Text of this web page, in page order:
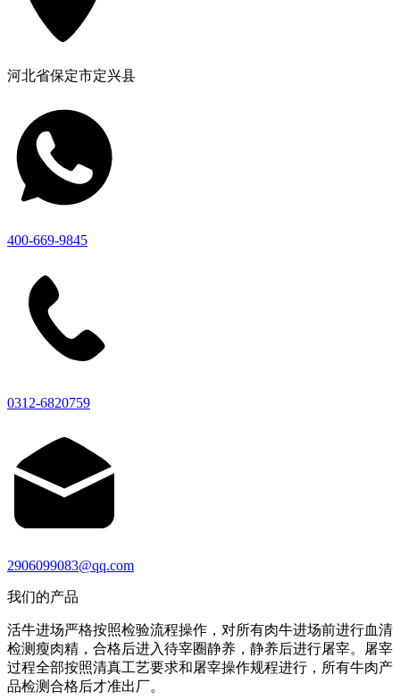
河北省保定市定兴县
400-669-9845
0312-6820759
2906099083@qq.com
我们的产品
活牛进场严格按照检验流程操作，对所有肉牛进场前进行血清
检测瘦肉精，合格后进入待宰圈静养，静养后进行屠宰。屠宰
过程全部按照清真工艺要求和屠宰操作规程进行，所有牛肉产
品检测合格后才准出厂。